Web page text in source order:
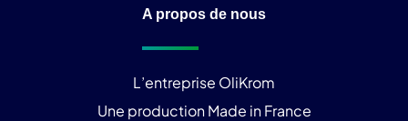
A propos de nous
L’entreprise OliKrom
Une production Made in France